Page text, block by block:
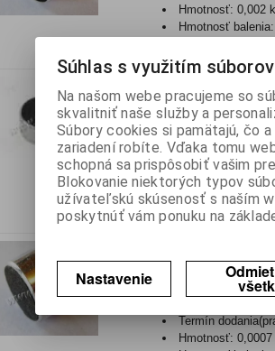
Hmotnosť: 0,002
Hmotnosť balenia:
BCM-9745
Katalógové číslo:
Záruka
Termín
Hmotnosť:
Hmotnosť
Kapacitný mikrofón;
Katalógové číslo:
Termín
Hmotnosť:
Súhlas s využitím
Na našom webe pracujeme so
skvalitniť naše služby a
Súbory cookies si pamätajú, čo
zariadení robíte. Vďaka tomu
schopná sa prispôsobiť vašim
Blokovanie niektorých typov
užívateľskú skúsenosť s naším
poskytnúť vám ponuku na
Nastavenie